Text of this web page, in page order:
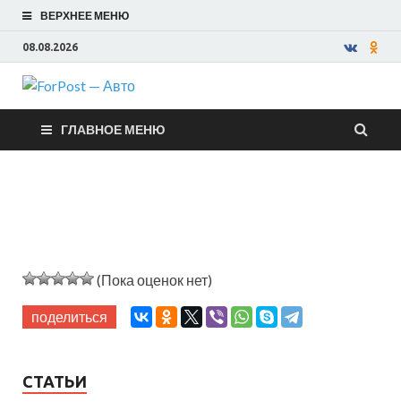
ВЕРХНЕЕ МЕНЮ
08.08.2026
ForPost —
Авто
ГЛАВНОЕ МЕНЮ
(Пока оценок нет)
поделиться
СТАТЬИ